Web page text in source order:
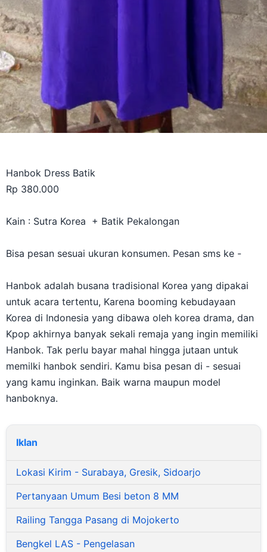
Hanbok Dress Batik
Rp 380.000
Kain : Sutra Korea + Batik Pekalongan
Bisa pesan sesuai ukuran konsumen. Pesan sms ke -
Hanbok adalah busana tradisional Korea yang dipakai
untuk acara tertentu, Karena booming kebudayaan
Korea di Indonesia yang dibawa oleh korea drama, dan
Kpop akhirnya banyak sekali remaja yang ingin memiliki
Hanbok. Tak perlu bayar mahal hingga jutaan untuk
memilki hanbok sendiri. Kamu bisa pesan di - sesuai
yang kamu inginkan. Baik warna maupun model
hanboknya.
Iklan
Lokasi Kirim - Surabaya, Gresik, Sidoarjo
Pertanyaan Umum Besi beton 8 MM
Railing Tangga Pasang di Mojokerto
Bengkel LAS - Pengelasan